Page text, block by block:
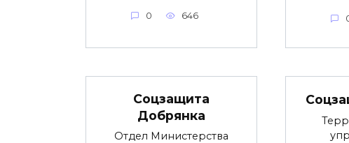
0 646
Соцзащита
Добрянка
Отдел Министерства